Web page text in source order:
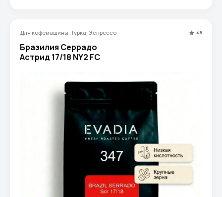
Для кофемашины, Турка, Эспрессо 4.8
Бразилия Серрадо
Астрид 17/18 NY2 FC